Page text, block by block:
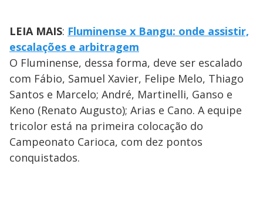
LEIA MAIS: Fluminense x Bangu: onde assistir,
escalações e arbitragem
O Fluminense, dessa forma, deve ser escalado
com Fábio, Samuel Xavier, Felipe Melo, Thiago
Santos e Marcelo; André, Martinelli, Ganso e
Keno (Renato Augusto); Arias e Cano. A equipe
tricolor está na primeira colocação do
Campeonato Carioca, com dez pontos
conquistados.